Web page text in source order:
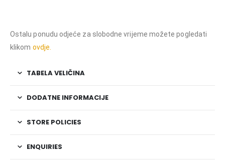
Ostalu ponudu odjeće za slobodne vrijeme možete pogledati
klikom ovdje.
TABELA VELIČINA
DODATNE INFORMACIJE
STORE POLICIES
ENQUIRIES